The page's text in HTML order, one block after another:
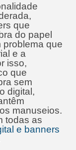
que
do papel
problema que
e a
isso,
que
sem
digital,
manuseios.
todas as
e banners